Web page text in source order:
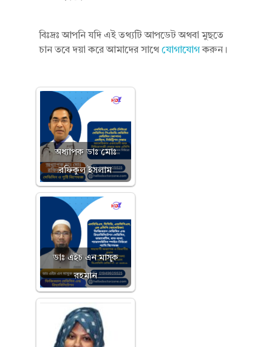
বিঃদ্রঃ আপনি যদি এই তথ্যটি আপডেট অথবা মুছতে
চান তবে দয়া করে আমাদের সাথে যোগাযোগকরুন।
অধ্যাপক ডাঃ মোঃ
রফিকুল ইসলাম
ডাঃ এইচ এন মাসুক
রহমান